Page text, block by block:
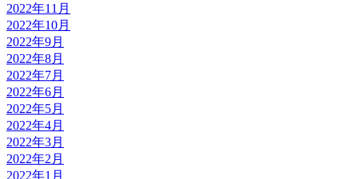
2022年11月
2022年10月
2022年9月
2022年8月
2022年7月
2022年6月
2022年5月
2022年4月
2022年3月
2022年2月
2022年1月